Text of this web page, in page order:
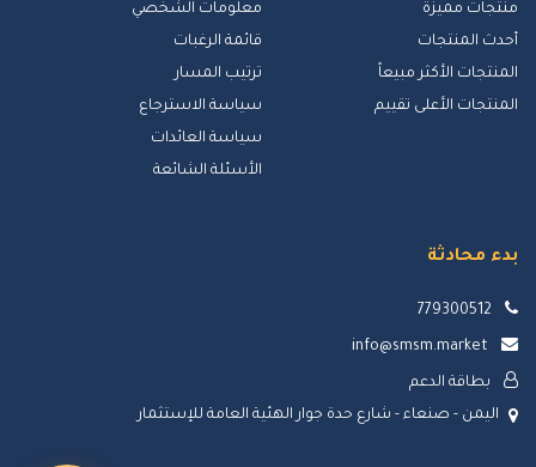
منتجات مميزة
أحدث المنتجات
المنتجات الأكثر مبيعاً
المنتجات الأعلى تقييم
معلومات الشخصي
قائمة الرغبات
ترتيب المسار
سياسة الاسترجاع
سياسة العائدات
الأسئلة الشائعة
بدء محادثة
779300512
info@smsm.market
بطاقة الدعم
اليمن - صنعاء - شارع حدة جوار الهئية العامة للإستثمار